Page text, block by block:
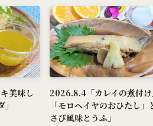
美味し
2026.8.4「カレイの煮付け
「モロヘイヤのおひたし」
さび風味とうふ」